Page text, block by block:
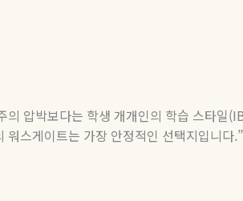
의 압박보다는 학생 개개인의 학습 스타일
스게이트는 가장 안정적인 선택지입니다.”